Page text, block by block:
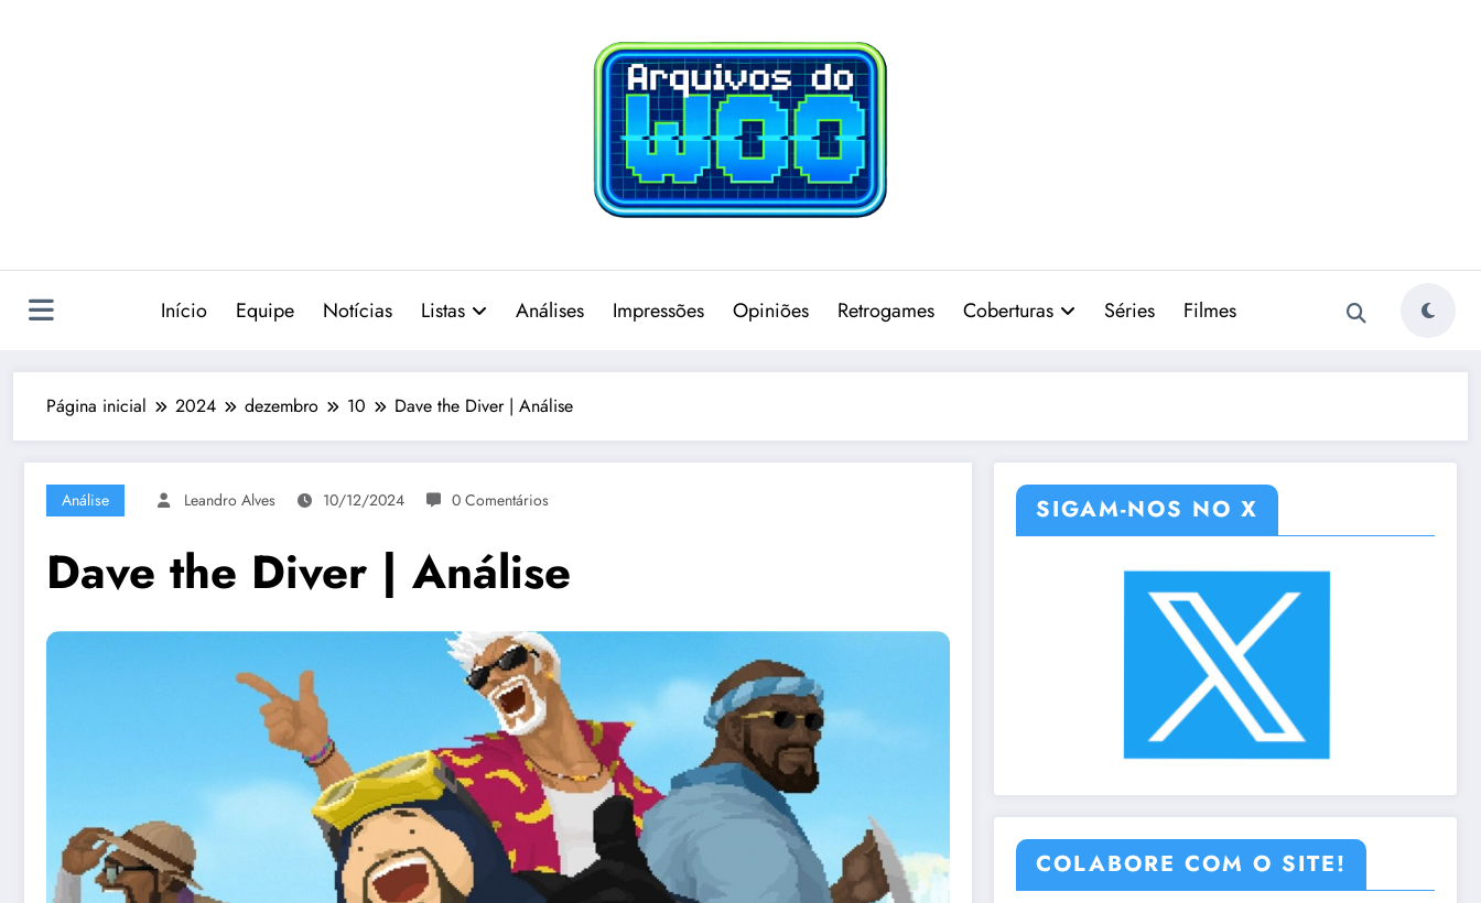
Início Equipe Notícias Listas Análises Impressões Opiniões Retrogames Coberturas Séries Filmes
Página inicial 2024 dezembro 10 Dave the Diver | Análise
Análise Leandro Alves 10/12/2024 0 Comentários
Dave the Diver | Análise
SIGAM-NOS NO X
COLABORE COM O SITE!